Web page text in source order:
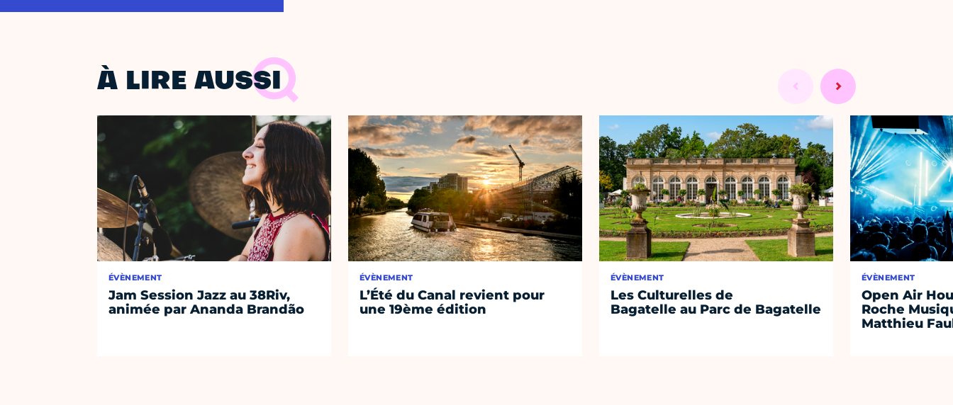
À LIRE AUSSI
ÉVÈNEMENT
Jam Session Jazz au 38Riv,
animée par Ananda Brandão
ÉVÈNEMENT
L’Été du Canal revient pour
une 19ème édition
ÉVÈNEMENT
Les Culturelles de
Bagatelle au Parc de Bagatelle
ÉVÈNEMENT
Open Air
Roche
Matthieu